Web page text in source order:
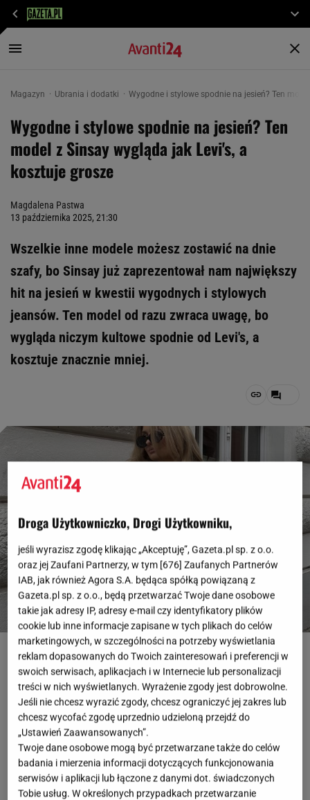
Magazyn Ubrania i dodatki Wygodne i stylowe spodnie na jesień? Ten
Wygodne i stylowe spodnie na jesień? Ten
model z Sinsay wygląda jak Levi's, a
kosztuje grosze
Magdalena Pastwa
13 października 2025, 21:30
Wszelkie inne modele możesz zostawić na dnie
szafy, bo Sinsay już zaprezentował nam największy
hit na jesień w kwestii wygodnych i stylowych
jeansów. Ten model od razu zwraca uwagę, bo
wygląda niczym kultowe spodnie od Levi's, a
kosztuje znacznie mniej.
fot. @marcelies
OTWÓRZ GALERIĘ(3)
Klasyczne jeansy Levi's to już klasyka gatunku. O
tych spodniach z pewnością słyszała każda z nas i
niejeden raz zapragnęłyśmy mieć je w swojej
garderobie. Ich cena często bywa jednak zabójcza.
A co, jeśli wcale niemusimypłacić za nie aż tyle?
Droga Użytkowniczko, Drogi Użytkowniku,
jeśli wyrazisz zgodę klikając „Akceptuję”, Gazeta.pl sp. z o.o.
oraz jej Zaufani Partnerzy, w tym [676] Zaufanych Partnerów
IAB, jak również Agora S.A. będąca spółką powiązaną z
Gazeta.pl sp. z o.o., będą przetwarzać Twoje dane osobowe
takie jak adresy IP, adresy e-mail czy identyfikatory plików
cookie lub inne informacje zapisane w tych plikach do celów
marketingowych, w szczególności na potrzeby wyświetlania
reklam dopasowanych do Twoich zainteresowań i preferencji w
swoich serwisach, aplikacjach i w Internecie lub personalizacji
treści w nich wyświetlanych. Wyrażenie zgody jest dobrowolne.
Jeśli nie chcesz wyrazić zgody, chcesz ograniczyć jej zakres lub
chcesz wycofać zgodę uprzednio udzieloną przejdź do
„Ustawień Zaawansowanych”.
Twoje dane osobowe mogą być przetwarzane także do celów
badania i mierzenia informacji dotyczących funkcjonowania
serwisów i aplikacji lub łączone z danymi dot. świadczonych
Tobie usług. W określonych przypadkach przetwarzanie